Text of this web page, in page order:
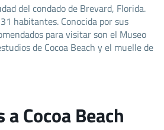
del condado de Brevard, Florida.
habitantes. Conocida por sus
para visitar son el Museo
de Cocoa Beach y el muelle de
Cocoa Beach